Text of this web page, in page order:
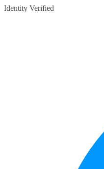
Identity Verified